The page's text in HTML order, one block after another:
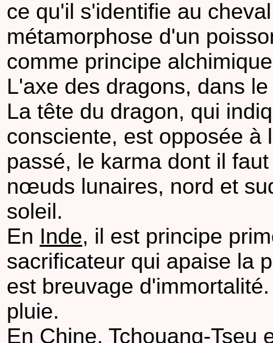
ce qu'il s'identifie au
métamorphose d'un
comme principe
L'axe des dragons, dans
La tête du dragon, qui
consciente, est opposée à
passé, le karma dont il
nœuds lunaires, nord et
soleil.
En Inde, il est principe
sacrificateur qui apaise la
est breuvage
pluie.
En Chine, Tchouang-Tseu